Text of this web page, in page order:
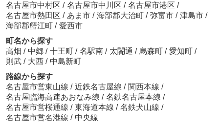
名古屋市中村区 / 名古屋市中川区 / 名古屋市港区 /
名古屋市熱田区 / あま市 / 海部郡大治町 / 弥富市 / 津島市 /
海部郡蟹江町 / 愛西市
町名から探す
高畑 / 中郷 / 十王町 / 名駅南 / 太閤通 / 烏森町 / 愛知町 /
則武 / 大西 / 中島新町
路線から探す
名古屋市営東山線 / 近鉄名古屋線 / 関西本線 /
名古屋臨海高速あおなみ線 / 名鉄名古屋本線 /
名古屋市営桜通線 / 東海道本線 / 名鉄犬山線 /
名古屋市営名港線 / 中央線